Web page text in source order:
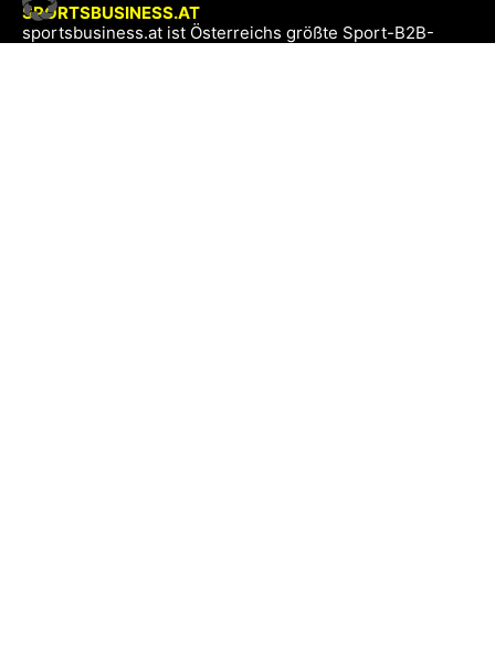
SPORTSBUSINESS.AT
sportsbusiness.at ist Österreichs größte Sport-B2B-